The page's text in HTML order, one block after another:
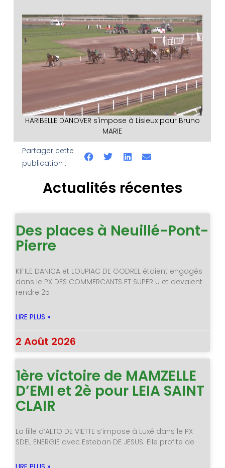
HARIBELLE DANOVER s'impose à Lisieux pour Bruno
MARIE
Partager cette
publication :
Actualités récentes
Des places à Neuillé-Pont-
Pierre
KIFILE DANICA et LOUPIAC DE GODREL étaient engagés
dans le PX DES COMMERCANTS ET SUPER U et devaient
rendre 25
LIRE PLUS »
2 Août 2026
1ère victoire de MAMZELLE
D’EMI et 2è pour LEIA SAINT
CLAIR
La fille d’ALTO DE VIETTE s’impose à Luxé dans le PX
SDEL ENERGIE avec Esteban DE JESUS. Elle profite de